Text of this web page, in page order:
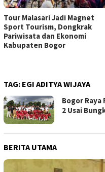
Tour Malasari Jadi Magnet
Sport Tourism, Dongkrak
Pariwisata dan Ekonomi
Kabupaten Bogor
TAG: EGI ADITYA WIJAYA
Bogor Raya
2 Usai
BERITA UTAMA